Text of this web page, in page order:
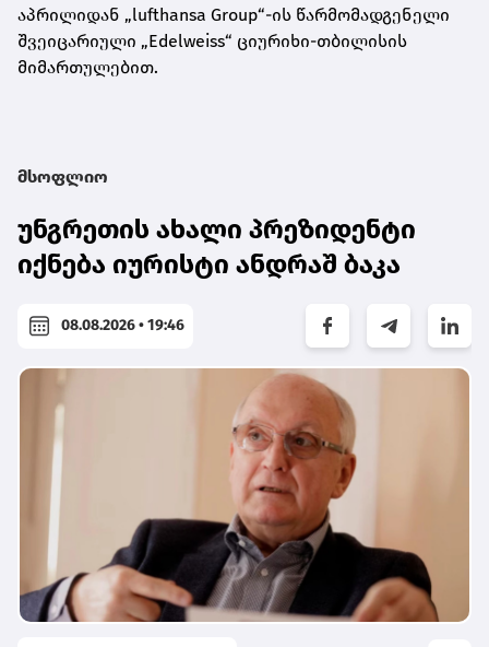
აპრილიდან „lufthansa Group“-ის წარმომადგენელი
შვეიცარიული „Edelweiss“ ციურიხი-თბილისის
მიმართულებით.
მსოფლიო
უნგრეთის ახალი პრეზიდენტი
იქნება იურისტი ანდრაშ ბაკა
08.08.2026 • 19:46